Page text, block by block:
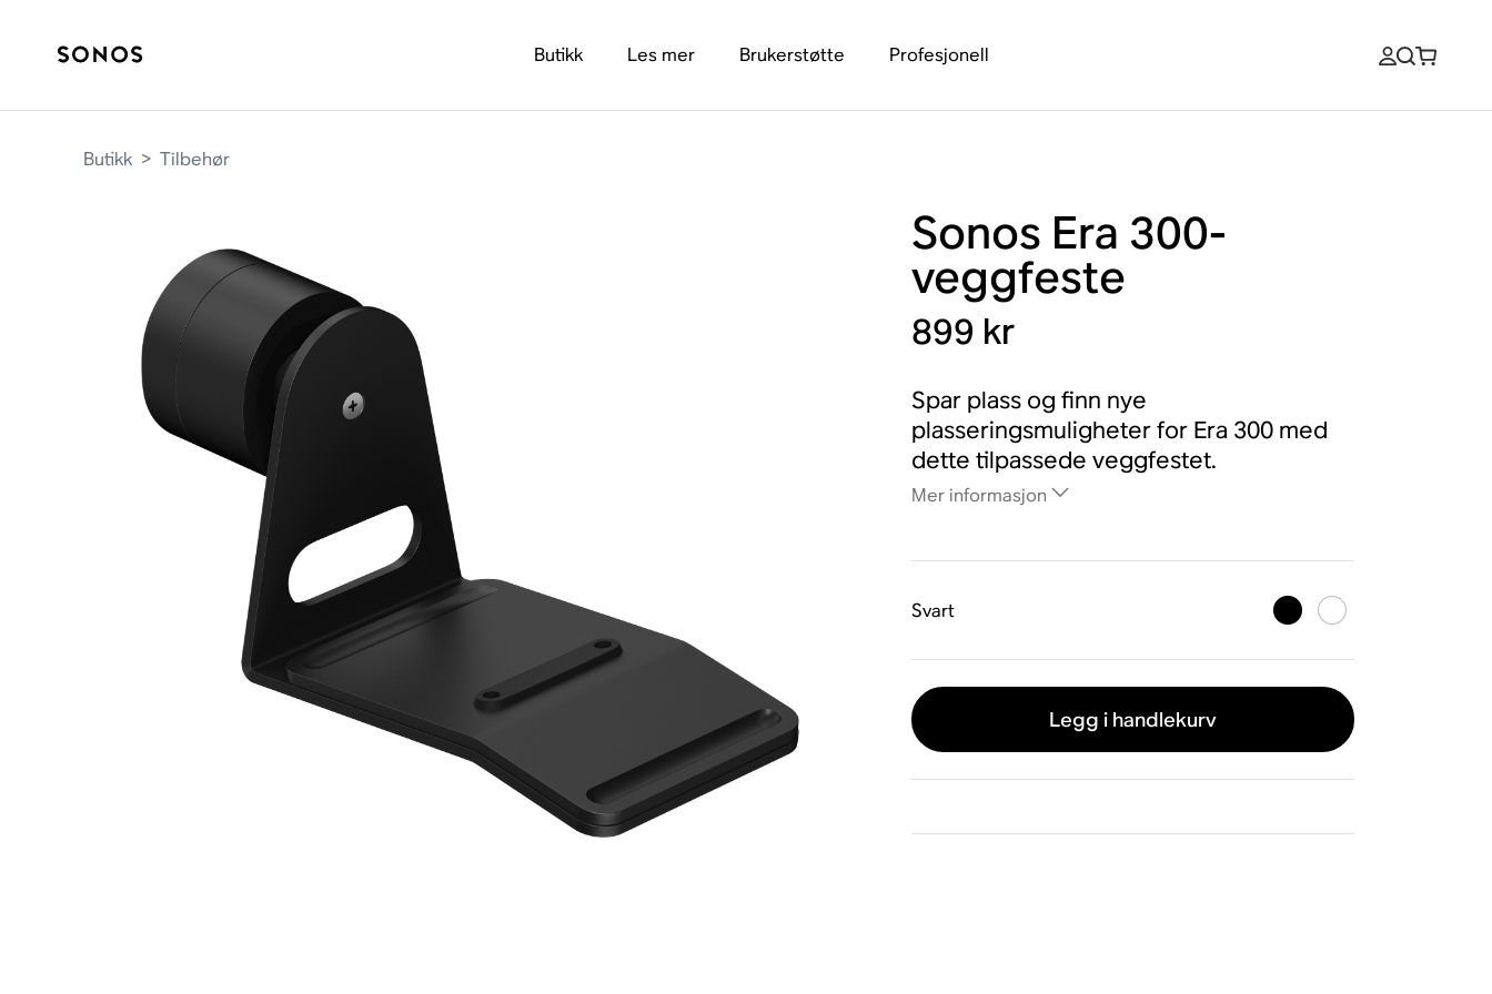
Butikk Les mer Brukerstøtte Profesjonell
Butikk > Tilbehør
Sonos Era 300-
veggfeste
899 kr
Spar plass og finn nye
plasseringsmuligheter for Era 300 med
dette tilpassede veggfestet.
Mer informasjon
Svart
Legg i handlekurv